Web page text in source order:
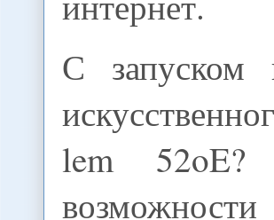
С запуском
lem 52oE?